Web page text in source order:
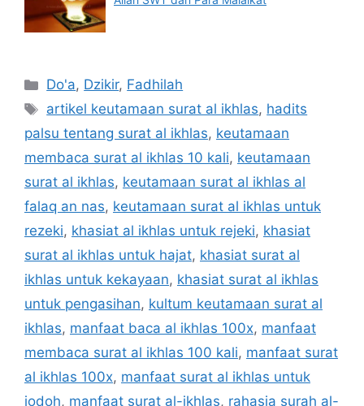
Categories
Do'a, Dzikir, Fadhilah
Tags
artikel keutamaan surat al ikhlas, hadits
palsu tentang surat al ikhlas, keutamaan
membaca surat al ikhlas 10 kali, keutamaan
surat al ikhlas, keutamaan surat al ikhlas al
falaq an nas, keutamaan surat al ikhlas untuk
rezeki, khasiat al ikhlas untuk rejeki, khasiat
surat al ikhlas untuk hajat, khasiat surat al
ikhlas untuk kekayaan, khasiat surat al ikhlas
untuk pengasihan, kultum keutamaan surat al
ikhlas, manfaat baca al ikhlas 100x, manfaat
membaca surat al ikhlas 100 kali, manfaat surat
al ikhlas 100x, manfaat surat al ikhlas untuk
jodoh, manfaat surat al-ikhlas, rahasia surah al-